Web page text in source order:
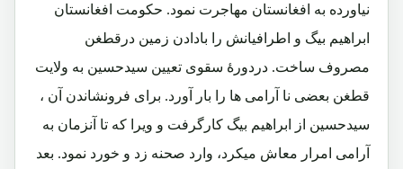
نیاورده به افغانستان مهاجرت نمود. حکومت افغانستان
ابراهیم بیگ و اطرافیانش را بادادن زمین درقطغن
مصروف ساخت. دردورۀ سقوی تعیین سیدحسین به ولایت
قطغن بعضی نا آرامی ها را بار آورد. برای فرونشاندن آن ،
سیدحسین از ابراهیم بیگ کارگرفت و ویرا که تا آنزمان به
آرامی امرار معاش میکرد، وارد صحنه زد و خورد نمود. بعد